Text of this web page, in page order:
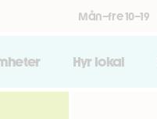
Mån–fre 10–19
Hyr lokal